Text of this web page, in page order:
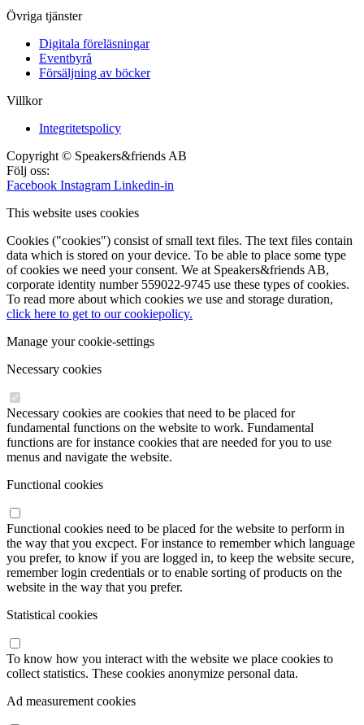
Övriga tjänster
Digitala föreläsningar
Eventbyrå
Försäljning av böcker
Villkor
Integritetspolicy
Copyright © Speakers&friends AB
Följ oss:
Facebook Instagram Linkedin-in
This website uses cookies
Cookies ("cookies") consist of small text files. The text files contain
data which is stored on your device. To be able to place some type
of cookies we need your consent. We at Speakers&friends AB,
corporate identity number 559022-9745 use these types of cookies.
To read more about which cookies we use and storage duration,
click here to get to our cookiepolicy.
Manage your cookie-settings
Necessary cookies
Necessary cookies are cookies that need to be placed for
fundamental functions on the website to work. Fundamental
functions are for instance cookies that are needed for you to use
menus and navigate the website.
Functional cookies
Functional cookies need to be placed for the website to perform in
the way that you excpect. For instance to remember which language
you prefer, to know if you are logged in, to keep the website secure,
remember login credentials or to enable sorting of products on the
website in the way that you prefer.
Statistical cookies
To know how you interact with the website we place cookies to
collect statistics. These cookies anonymize personal data.
Ad measurement cookies